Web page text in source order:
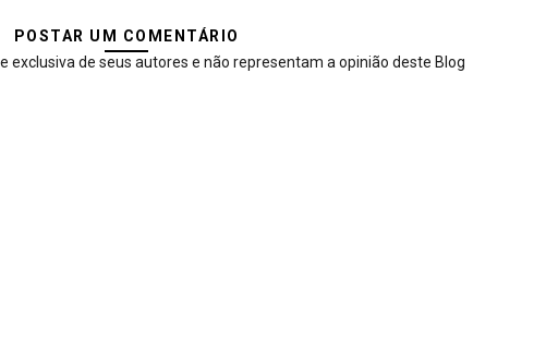
POSTAR UM COMENTÁRIO
exclusiva de seus autores e não representam a opinião deste Blog